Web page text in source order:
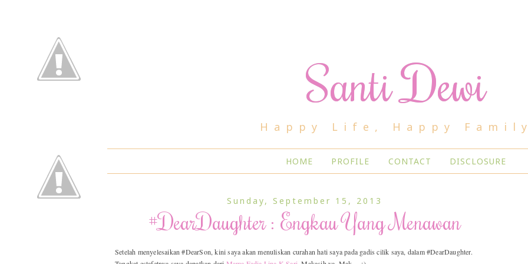
Santi Dewi
Happy Life, Happy
HOME PROFILE CONTACT DISCLOSURE
Sunday, September 15, 2013
#DearDaughter : Engkau Yang Menawan
Setelah menyelesaikan #DearSon, kini saya akan menuliskan curahan hati saya pada gadis cilik saya, dalam #DearDaughter.